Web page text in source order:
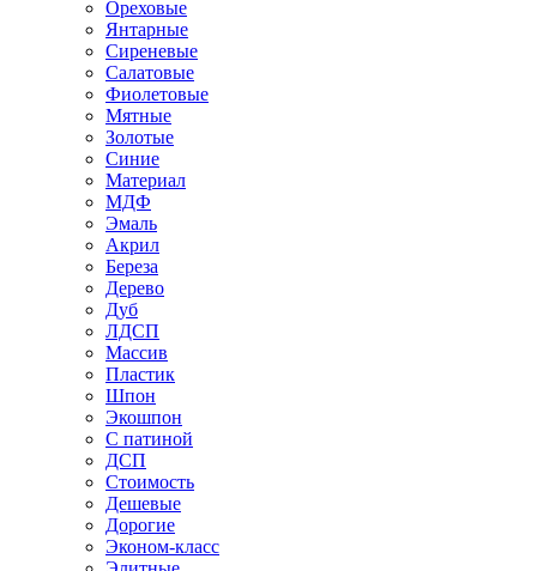
Ореховые
Янтарные
Сиреневые
Салатовые
Фиолетовые
Мятные
Золотые
Синие
Материал
МДФ
Эмаль
Акрил
Береза
Дерево
Дуб
ЛДСП
Массив
Пластик
Шпон
Экошпон
С патиной
ДСП
Стоимость
Дешевые
Дорогие
Эконом-класс